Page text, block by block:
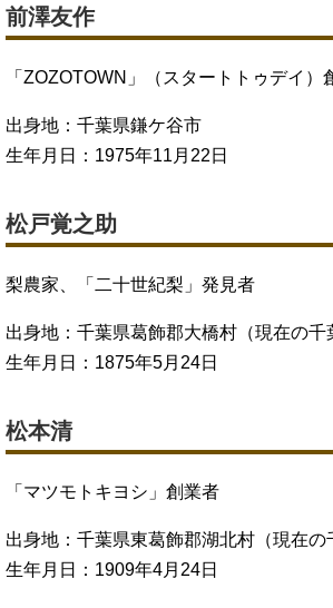
前澤友作
「ZOZOTOWN」（スタートトゥデイ）
出身地：千葉県鎌ケ谷市
生年月日：1975年11月22日
松戸覚之助
梨農家、「二十世紀梨」発見者
出身地：千葉県葛飾郡大橋村（現在の千
生年月日：1875年5月24日
松本清
「マツモトキヨシ」創業者
出身地：千葉県東葛飾郡湖北村（現在の
生年月日：1909年4月24日